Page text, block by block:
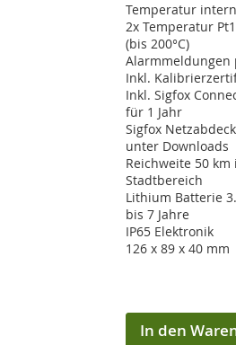
Temperatur intern
2x Temperatur
(bis 200°C)
Alarmmeldungen
Inkl.
Inkl. Sigfox
für 1 Jahr
Sigfox
unter Downloads
Reichweite 50
Stadtbereich
Lithium Batterie
bis 7 Jahre
IP65 Elektronik
126 x 89 x 40 mm
In den